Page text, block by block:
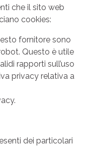
che il sito web
cookies:
fornitore sono
Questo è utile
rapporti sull’uso
privacy relativa a
.
dei particolari